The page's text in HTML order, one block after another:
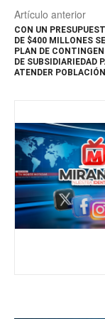
Artículo anterior
CON UN
DE $400 MILLONES
PLAN DE
DE SUBSIDIARIEDAD
ATENDER